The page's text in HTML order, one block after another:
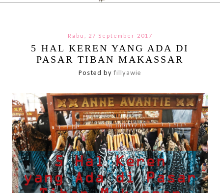
Rabu, 27 September 2017
5 HAL KEREN YANG ADA DI
PASAR TIBAN MAKASSAR
Posted byfillyawie